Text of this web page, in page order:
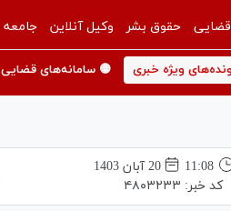
قضایی حقوق بشر وکیل آنلاین جامعه
ویژه خبری 🟡 سامانه‌های قضایی
11:08
20 آبان 1403
کد خبر: ۴۸۰۳۲۳۳